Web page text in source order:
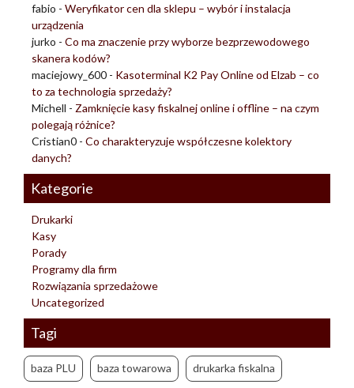
fabio - Weryfikator cen dla sklepu – wybór i instalacja
urządzenia
jurko - Co ma znaczenie przy wyborze bezprzewodowego
skanera kodów?
maciejowy_600 - Kasoterminal K2 Pay Online od Elzab – co
to za technologia sprzedaży?
Michell - Zamknięcie kasy fiskalnej online i offline – na czym
polegają różnice?
Cristian0 - Co charakteryzuje współczesne kolektory
danych?
Kategorie
Drukarki
Kasy
Porady
Programy dla firm
Rozwiązania sprzedażowe
Uncategorized
Tagi
baza PLU baza towarowa drukarka fiskalna